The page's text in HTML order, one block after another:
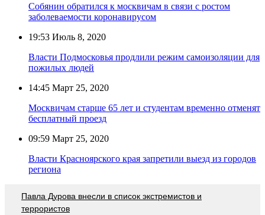
Собянин обратился к москвичам в связи с ростом
заболеваемости коронавирусом
19:53 Июль 8, 2020
Власти Подмосковья продлили режим самоизоляции для
пожилых людей
14:45 Март 25, 2020
Москвичам старше 65 лет и студентам временно отменят
бесплатный проезд
09:59 Март 25, 2020
Власти Красноярского края запретили выезд из городов
региона
Павла Дурова внесли в список экстремистов и
террористов